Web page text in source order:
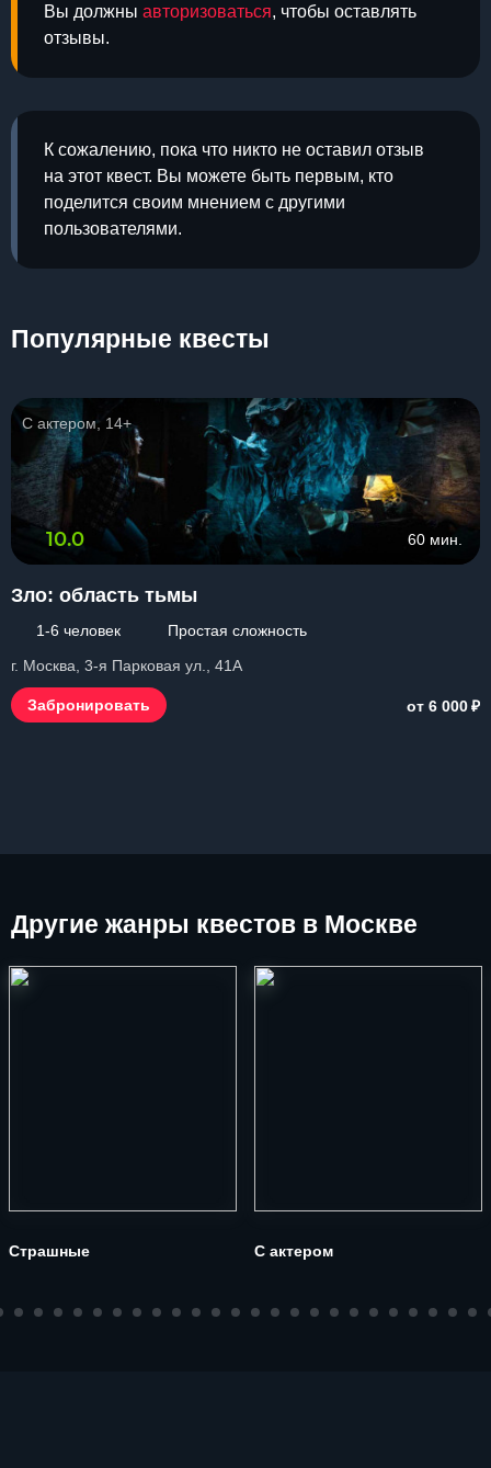
Вы должны авторизоваться, чтобы оставлять
отзывы.
К сожалению, пока что никто не оставил отзыв
на этот квест. Вы можете быть первым, кто
поделится своим мнением с другими
пользователями.
Популярные квесты
С актером, 14+
10.0 60 мин.
Зло: область тьмы
1-6 человек
Простая сложность
г. Москва, 3-я Парковая ул., 41А
Забронировать от 6 000₽
Другие жанры квестов в Москве
Страшные С актером